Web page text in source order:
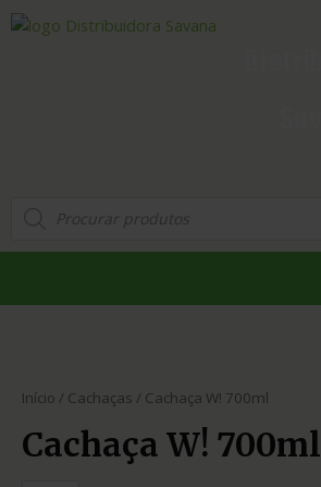
Início / Cachaças / Cachaça W! 700ml
Cachaça W! 700ml